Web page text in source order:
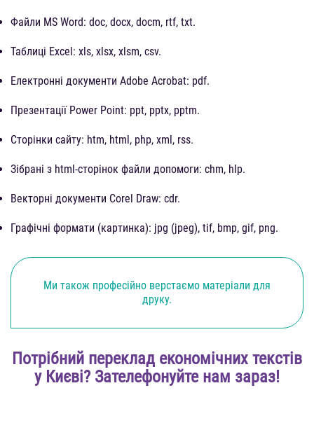
Файли MS Word: doc, docx, docm, rtf, txt.
Таблиці Excel: xls, xlsx, xlsm, csv.
Електронні документи Adobe Acrobat: pdf.
Презентації Power Point: ppt, pptx, pptm.
Сторінки сайту: htm, html, php, xml, rss.
Зібрані з html-сторінок файли допомоги: chm, hlp.
Векторні документи Corel Draw: cdr.
Графічні формати (картинка): jpg (jpeg), tif, bmp, gif, png.
Ми також професійно верстаємо матеріали для
друку.
Потрібний переклад економічних текстів
у Києві? Зателефонуйте нам зараз!